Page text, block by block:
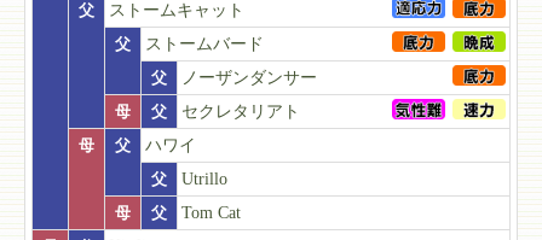
父
ストームキャット
父
ストームバード
父
ノーザンダンサー
母
父
セクレタリアト
母
父
ハワイ
父
Utrillo
母
父
Tom Cat